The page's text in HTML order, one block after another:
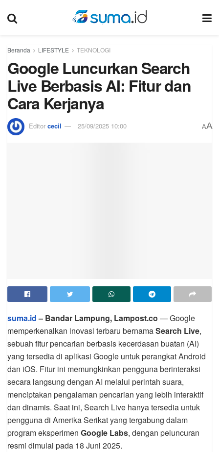
Beranda LIFESTYLE TEKNOLOGI
Google Luncurkan Search
Live Berbasis AI: Fitur dan
Cara Kerjanya
Editor cecil 25/09/2025 10:00 AA
suma.id– Bandar Lampung, Lampost.co — Google
memperkenalkan inovasi terbaru bernamaSearch Live,
sebuah fitur pencarian berbasis kecerdasan buatan (AI)
yang tersedia di aplikasi Google untuk perangkat Android
dan iOS. Fitur ini memungkinkan pengguna berinteraksi
secara langsung dengan AI melalui perintah suara,
menciptakan pengalaman pencarian yang lebih interaktif
dan dinamis. Saat ini, Search Live hanya tersedia untuk
pengguna di Amerika Serikat yang tergabung dalam
program eksperimen Google Labs, dengan peluncuran
resmi dimulai pada 18 Juni 2025.